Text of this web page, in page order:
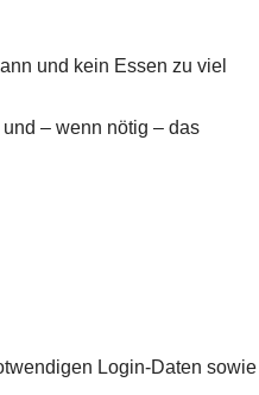
und kein Essen zu viel
– wenn nötig – das
Login-Daten sowie